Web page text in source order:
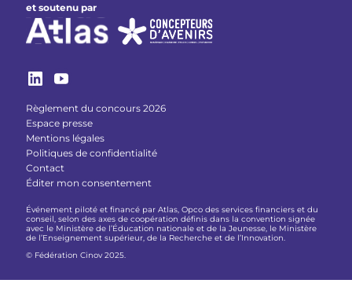
et soutenu par
Règlement du concours 2026
Espace presse
Mentions légales
Politiques de confidentialité
Contact
Éditer mon consentement
Événement piloté et financé par Atlas, Opco des services financiers et du
conseil, selon des axes de coopération définis dans la convention signée
avec le Ministère de l’Éducation nationale et de la Jeunesse, le Ministère
de l’Enseignement supérieur, de la Recherche et de l’Innovation.
© Fédération Cinov 2025.